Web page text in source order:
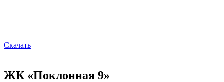
Скачать
ЖК «Поклонная 9»